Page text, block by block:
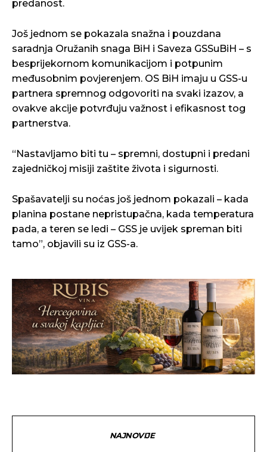
predanost.
Još jednom se pokazala snažna i pouzdana
saradnja Oružanih snaga BiH i Saveza GSSuBiH – s
besprijekornom komunikacijom i potpunim
međusobnim povjerenjem. OS BiH imaju u GSS-u
partnera spremnog odgovoriti na svaki izazov, a
ovakve akcije potvrđuju važnost i efikasnost tog
partnerstva.
“Nastavljamo biti tu – spremni, dostupni i predani
zajedničkoj misiji zaštite života i sigurnosti.
Spašavatelji su noćas još jednom pokazali – kada
planina postane nepristupačna, kada temperatura
pada, a teren se ledi – GSS je uvijek spreman biti
tamo”, objavili su iz GSS-a.
NAJNOVIJE